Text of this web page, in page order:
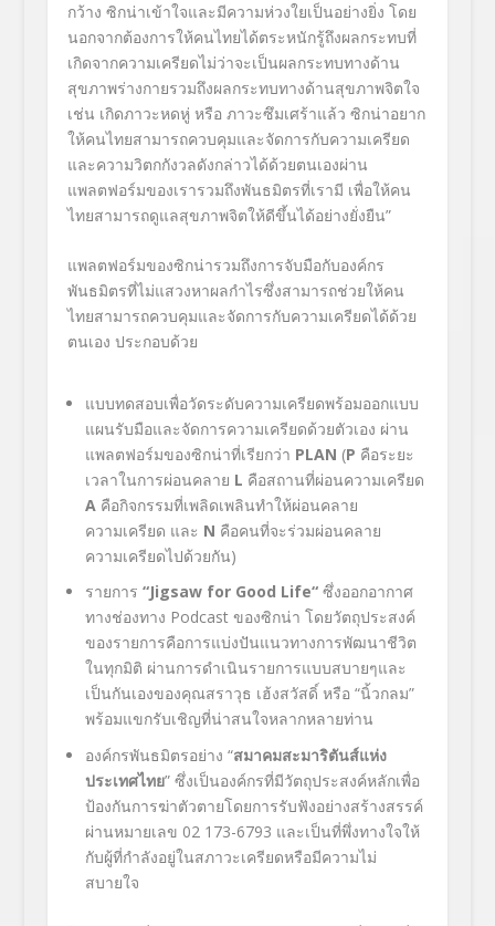
กว้าง ซิกน่าเข้าใจและมีความห่วงใยเป็นอย่างยิ่ง โดย
นอกจากต้องการให้คนไทยได้ตระหนักรู้ถึงผลกระทบที่
เกิดจากความเครียดไม่ว่าจะเป็นผลกระทบทางด้าน
สุขภาพร่างกายรวมถึงผลกระทบทางด้านสุขภาพจิตใจ
เช่น เกิดภาวะหดหู่ หรือ ภาวะซึมเศร้าแล้ว ซิกน่าอยาก
ให้คนไทยสามารถควบคุมและจัดการกับความเครียด
และความวิตกกังวลดังกล่าวได้ด้วยตนเองผ่าน
แพลตฟอร์มของเรารวมถึงพันธมิตรที่เรามี เพื่อให้คน
ไทยสามารถดูแลสุขภาพจิตให้ดีขึ้นได้อย่างยั่งยืน”
แพลตฟอร์มของซิกน่ารวมถึงการจับมือกับองค์กร
พันธมิตรที่ไม่แสวงหาผลกำไรซึ่งสามารถช่วยให้คน
ไทยสามารถควบคุมและจัดการกับความเครียดได้ด้วย
ตนเอง ประกอบด้วย
แบบทดสอบเพื่อวัดระดับความเครียดพร้อมออกแบบ
แผนรับมือและจัดการความเครียดด้วยตัวเอง ผ่าน
แพลตฟอร์มของซิกน่าที่เรียกว่า PLAN (P คือระยะ
เวลาในการผ่อนคลาย L คือสถานที่ผ่อนความเครียด
A คือกิจกรรมที่เพลิดเพลินทำให้ผ่อนคลาย
ความเครียด และ N คือคนที่จะร่วมผ่อนคลาย
ความเครียดไปด้วยกัน)
รายการ “Jigsaw for Good Life“ ซึ่งออกอากาศ
ทางช่องทาง Podcast ของซิกน่า โดยวัตถุประสงค์
ของรายการคือการแบ่งปันแนวทางการพัฒนาชีวิต
ในทุกมิติ ผ่านการดำเนินรายการแบบสบายๆและ
เป็นกันเองของคุณสราวุธ เฮ้งสวัสดิ์ หรือ “นิ้วกลม”
พร้อมแขกรับเชิญที่น่าสนใจหลากหลายท่าน
องค์กรพันธมิตรอย่าง “สมาคมสะมาริตันส์แห่ง
ประเทศไทย” ซึ่งเป็นองค์กรที่มีวัตถุประสงค์หลักเพื่อ
ป้องกันการฆ่าตัวตายโดยการรับฟังอย่างสร้างสรรค์
ผ่านหมายเลข 02 173-6793 และเป็นที่พึ่งทางใจให้
กับผู้ที่กำลังอยู่ในสภาวะเครียดหรือมีความไม่
สบายใจ